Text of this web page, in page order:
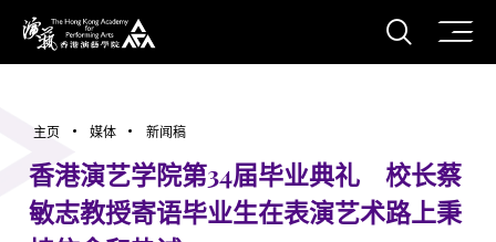
香港演艺学院
打开
主页 媒体 新闻稿
香港演艺学院第34届毕业典礼 校长蔡
敏志教授寄语毕业生在表演艺术路上秉